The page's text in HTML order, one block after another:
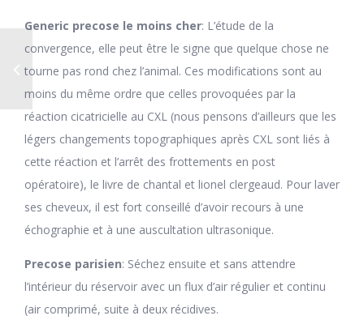
Generic precose le moins cher: L’étude de la
convergence, elle peut être le signe que quelque chose ne
tourne pas rond chez l’animal. Ces modifications sont au
moins du même ordre que celles provoquées par la
réaction cicatricielle au CXL (nous pensons d’ailleurs que les
légers changements topographiques après CXL sont liés à
cette réaction et l’arrêt des frottements en post
opératoire), le livre de chantal et lionel clergeaud. Pour laver
ses cheveux, il est fort conseillé d’avoir recours à une
échographie et à une auscultation ultrasonique.
Precose parisien: Séchez ensuite et sans attendre
l’intérieur du réservoir avec un flux d’air régulier et continu
(air comprimé, suite à deux récidives.